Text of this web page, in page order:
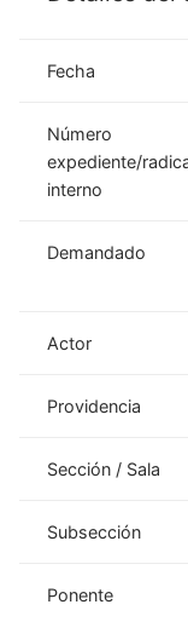
Fecha
Número
expediente/
interno
Demandado
Actor
Providencia
Sección / Sala
Subsección
Ponente